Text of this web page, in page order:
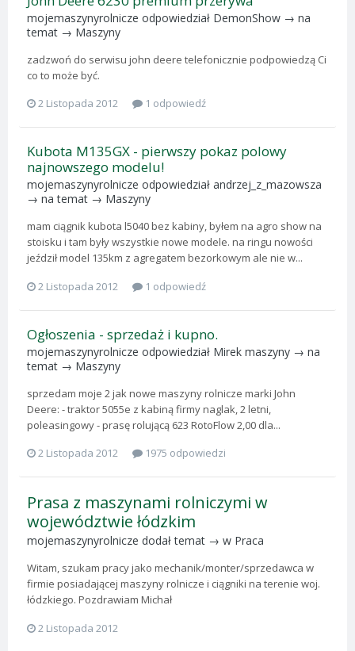
mojemaszynyrolnicze odpowiedział DemonShow → na
temat → Maszyny
zadzwoń do serwisu john deere telefonicznie podpowiedzą Ci
co to może być.
2 Listopada 2012
1 odpowiedź
Kubota M135GX - pierwszy pokaz polowy
najnowszego modelu!
mojemaszynyrolnicze odpowiedział andrzej_z_mazowsza
→ na temat → Maszyny
mam ciągnik kubota l5040 bez kabiny, byłem na agro show na
stoisku i tam były wszystkie nowe modele. na ringu nowości
jeździł model 135km z agregatem bezorkowym ale nie w...
2 Listopada 2012
1 odpowiedź
Ogłoszenia - sprzedaż i kupno.
mojemaszynyrolnicze odpowiedział Mirek maszyny → na
temat → Maszyny
sprzedam moje 2 jak nowe maszyny rolnicze marki John
Deere: - traktor 5055e z kabiną firmy naglak, 2 letni,
poleasingowy - prasę rolującą 623 RotoFlow 2,00 dla...
2 Listopada 2012
1975 odpowiedzi
Prasa z maszynami rolniczymi w
województwie łódzkim
mojemaszynyrolnicze dodał temat → w Praca
Witam, szukam pracy jako mechanik/monter/sprzedawca w
firmie posiadającej maszyny rolnicze i ciągniki na terenie woj.
łódzkiego. Pozdrawiam Michał
2 Listopada 2012